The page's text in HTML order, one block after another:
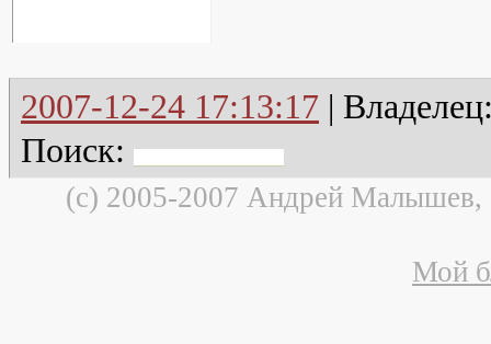
2007-12-24 17:13:17 |
Поиск:
(c) 2005-2007 Андрей Малышев,
Мой